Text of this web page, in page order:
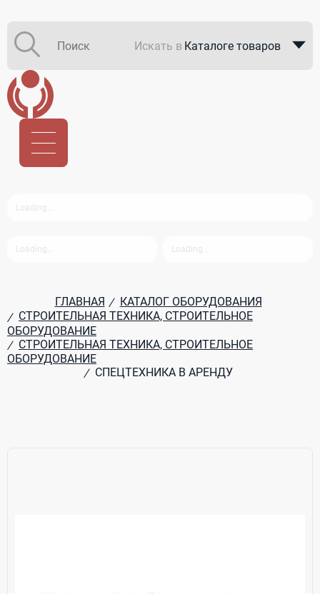
Искать в Каталоге товаров
ГЛАВНАЯ / КАТАЛОГ ОБОРУДОВАНИЯ
/ СТРОИТЕЛЬНАЯ ТЕХНИКА, СТРОИТЕЛЬНОЕ
ОБОРУДОВАНИЕ
/ СТРОИТЕЛЬНАЯ ТЕХНИКА, СТРОИТЕЛЬНОЕ
ОБОРУДОВАНИЕ
/ СПЕЦТЕХНИКА В АРЕНДУ